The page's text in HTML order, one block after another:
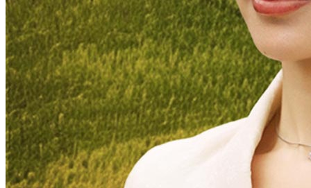
Untuk menyelamatkan nyawa anak perempuannya, Zhang Dong
sengaja menukar anak perempuannya dengan anak perempuan dari
keluarga kaya Shen, Shen Jiaqi. Gadis muda dari keluarga Shen itu
kemudian diambil angkat dan dinamakan semula Zhang Jiaqi.
Dibesarkan oleh keluarga Zhang, Zhang Jiaqi mengalami kekerasan
dan eksploitasi sejak kecil. Namun, didorong oleh kehendak yang
kuat dan semangat untuk menuntut ilmu, dia tanpa jemu mengejar
impiannya. Akhirnya, melalui satu putaran takdir, Zhang Jiaqi
terhubung dengan keluarga Shen.
Miskin jadi Kaya Kelainan Identiti